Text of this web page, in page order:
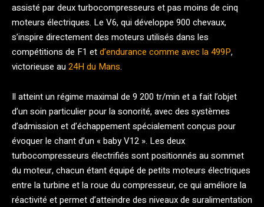
assisté par deux turbocompresseurs et pas moins de cinq
moteurs électriques. Le V6, qui développe 900 chevaux,
s’inspire directement des moteurs utilisés dans les
compétitions de F1 etd’endurance comme avec la 499P,
victorieuse au24H du Mans.
Il atteint un régime maximal de 9 200 tr/min et a fait l’objet
d’un soin particulier pour la sonorité, avec des systèmes
d’admission et d’échappement spécialement conçus pour
évoquer le chant d’un « baby V12 ». Les deux
turbocompresseurs électrifiés sont positionnés au sommet
du moteur, chacun étant équipé de petits moteurs électriques
entre la turbine et la roue du compresseur, ce qui améliore la
réactivité et permet d’atteindre des niveaux de suralimentation